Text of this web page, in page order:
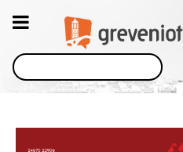
Αναζήτηση